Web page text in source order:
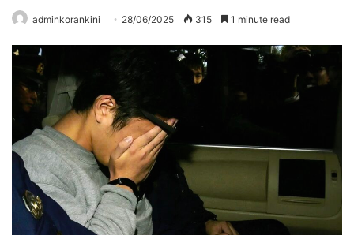
adminkorankini 28/06/2025 315 1 minute read